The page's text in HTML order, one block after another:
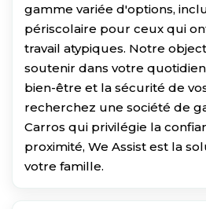
gamme variée d'options,
périscolaire pour ceux qui
travail atypiques. Notre
soutenir dans votre
bien-être et la sécurité de
recherchez une société de
Carros qui privilégie la
proximité, We Assist est la
votre famille.